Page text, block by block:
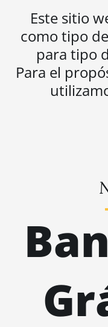
Este sitio
como tipo
para tipo
Para el